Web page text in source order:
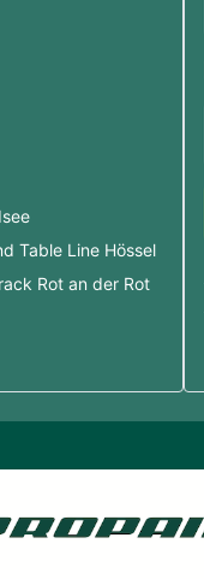
Table Line Hössel
Rot an der Rot